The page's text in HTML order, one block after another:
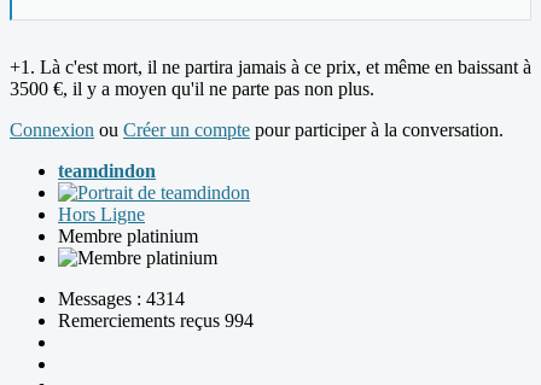
+1. Là c'est mort, il ne partira jamais à ce prix, et même en baissant à
3500 €, il y a moyen qu'il ne parte pas non plus.
Connexion ou Créer un compte pour participer à la conversation.
teamdindon
Hors Ligne
Membre platinium
Messages : 4314
Remerciements reçus 994